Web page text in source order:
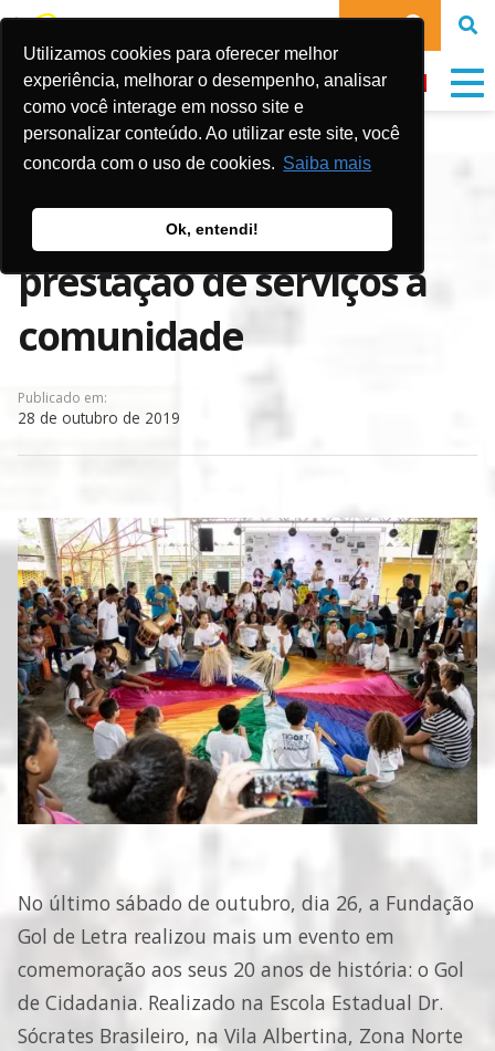
Utilizamos cookies para oferecer melhor
experiência, melhorar o desempenho, analisar
como você interage em nosso site e
personalizar conteúdo. Ao utilizar este site, você
concorda com o uso de cookies. Saiba mais
Ok, entendi!
DOE
Gol de Cidadania
misturou cultura e
prestação de serviços à
comunidade
Publicado em:
28 de outubro de 2019
No último sábado de outubro, dia 26, a Fundação
Gol de Letra realizou mais um evento em
comemoração aos seus 20 anos de história: o Gol
de Cidadania. Realizado na Escola Estadual Dr.
Sócrates Brasileiro, na Vila Albertina, Zona Norte